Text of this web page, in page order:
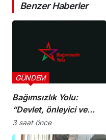
Benzer Haberler
Bağımsızlık Yolu:
“Devlet, önleyici ve
koruyucu
sorumluluklarını yerine
GÜNDEM
3 saat önce